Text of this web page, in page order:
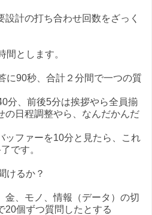
計の打ち合わせ回数をざっく
間とします。
に90秒、合計２分間で一つの質
分、前後5分は挨拶やら全員揃
の日程調整やら、なんだかんだ
ッファーを10分と見たら、これ
です。
けるか？
金、モノ、情報（データ）の切
20個ずつ質問したとする